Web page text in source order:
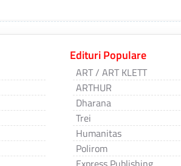
Edituri Populare
ART / ART KLETT
ARTHUR
Dharana
Trei
Humanitas
Polirom